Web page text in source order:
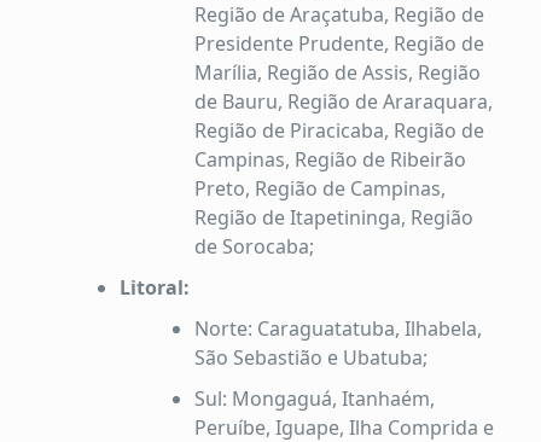
Região de Araçatuba, Região de
Presidente Prudente, Região de
Marília, Região de Assis, Região
de Bauru, Região de Araraquara,
Região de Piracicaba, Região de
Campinas, Região de Ribeirão
Preto, Região de Campinas,
Região de Itapetininga, Região
de Sorocaba;
Litoral:
Norte: Caraguatatuba, Ilhabela,
São Sebastião e Ubatuba;
Sul: Mongaguá, Itanhaém,
Peruíbe, Iguape, Ilha Comprida e